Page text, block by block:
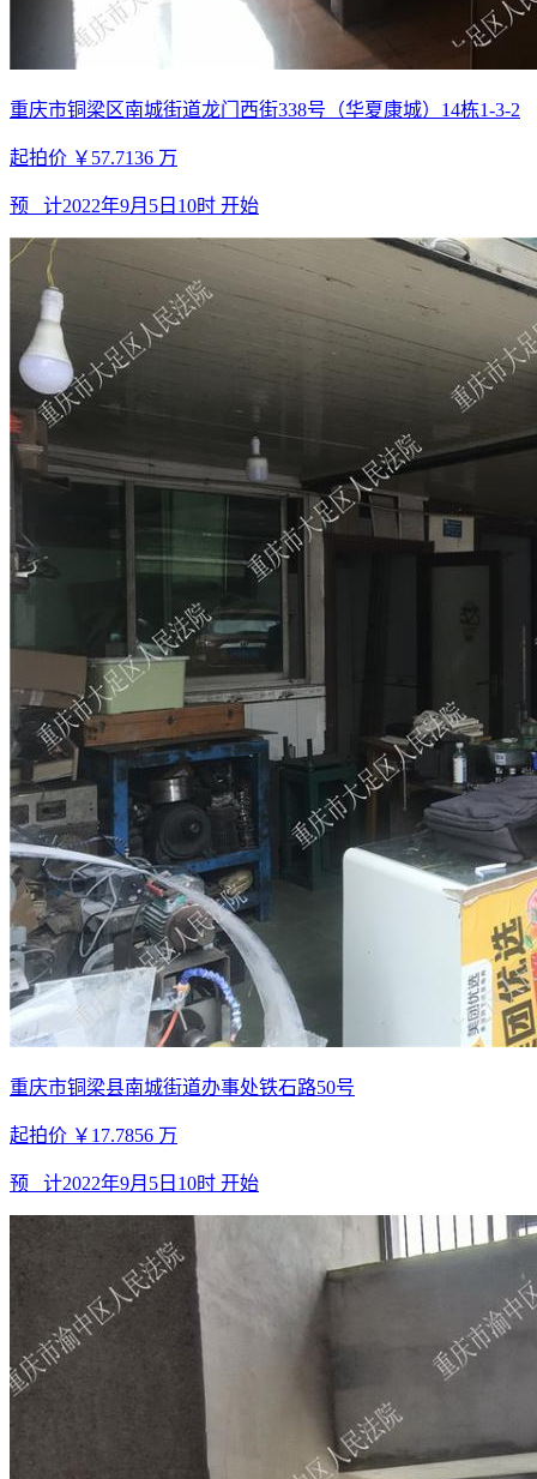
重庆市铜梁区南城街道龙门西街338号（华夏康城）14栋1-3-2
起拍价 ￥57.7136 万
预 计2022年9月5日10时 开始
重庆市铜梁县南城街道办事处铁石路50号
起拍价 ￥17.7856 万
预 计2022年9月5日10时 开始